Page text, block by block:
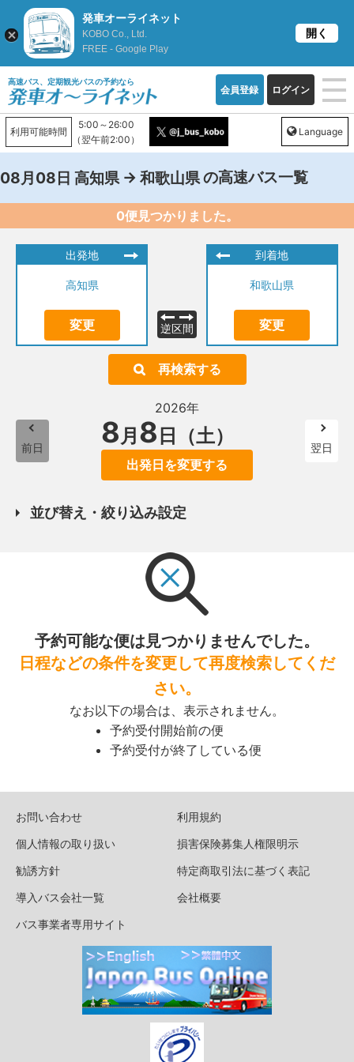
高速バス、定期観光バスの予約なら
会員登録 ログイン
利用可能時間
5:00～26:00
（翌午前2:00）
Language
08月08日 高知県 → 和歌山県の高速バス一覧
0便見つかりました。
出発地
高知県
変更 逆区間
到着地
和歌山県
変更
再検索する
前日
2026年
8月 8 日（土）
出発日を変更する
翌日
並び替え・絞り込み設定
予約可能な便は見つかりませんでした。
日程などの条件を変更して再度検索してくだ
さい。
なお以下の場合は、表示されません。
予約受付開始前の便
予約受付が終了している便
お問い合わせ
利用規約
個人情報の取り扱い
損害保険募集人権限明示
勧誘方針
特定商取引法に基づく表記
導入バス会社一覧
会社概要
バス事業者専用サイト
発車オーライネット
KOBO Co., Ltd.
FREE - Google Play
開く